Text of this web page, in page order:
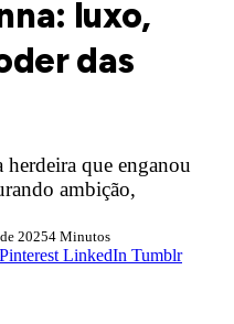
luxo,
das
que enganou
ambição,
20254 Minutos
Pinterest LinkedIn Tumblr